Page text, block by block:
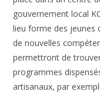
gouvernement local
lieu forme des jeunes
de nouvelles
permettront de
programmes
artisanaux, par